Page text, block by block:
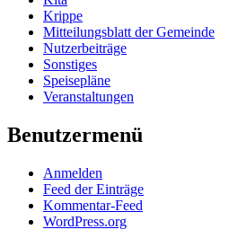
Krippe
Mitteilungsblatt der Gemeinde
Nutzerbeiträge
Sonstiges
Speisepläne
Veranstaltungen
Benutzermenü
Anmelden
Feed der Einträge
Kommentar-Feed
WordPress.org